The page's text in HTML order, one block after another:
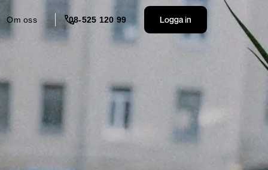
Om oss 08-525 120 99 Logga in